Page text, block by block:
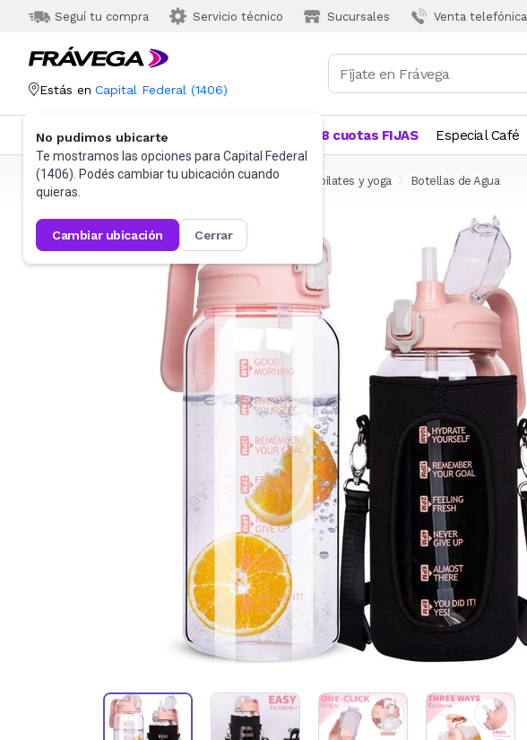
Seguí tu compra Servicio técnico Sucursales Venta telefónica
Estás en Capital Federal (1406)
No pudimos ubicarte
Te mostramos las opciones para Capital Federal
(1406). Podés cambiar tu ubicación cuando
quieras.
cambiar ubicación cerrar
Categorías Más Vendidos 18 cuotas FIJAS Especial Café
Frávega Deportes y fitness Fitness Funcional, pilates y yoga Botellas de Agua